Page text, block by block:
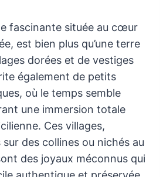
fascinante située au cœur
est bien plus qu’une terre
dorées et de vestiges
également de petits
où le temps semble
une immersion totale
Ces villages,
des collines ou nichés au
des joyaux méconnus qui